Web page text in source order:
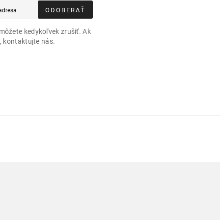
ODOBERAŤ
kedykoľvek zrušiť. Ak
kontaktujte nás.